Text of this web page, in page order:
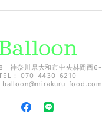
神奈川県大和市中央林間西
： 070-4430-6210
balloon@mirakuru-food.com